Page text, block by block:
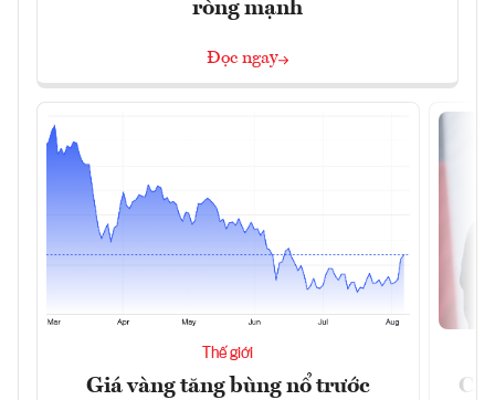
ròng mạnh
Đọc ngay
Thế giới
Giá vàng tăng bùng nổ trước